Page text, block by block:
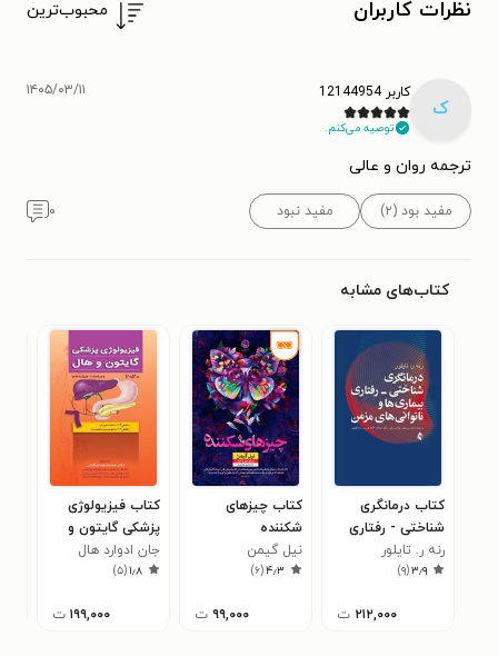
نظرات کاربران محبوب‌ترین
ک
کاربر 12144954
توصیه می‌کنم.
۱۴۰۵/۰۳/۱۱
ترجمه روان و عالی
مفید بود (۲) مفید نبود ۰
کتاب‌های مشابه
کتاب درمانگری
شناختی - رفتاری
بیماری ها و ناتوانی
های مزمن
رنه ر. تایلور
۳٫۹(۹)
۲۱۲,۰۰۰ ت
کتاب چیزهای
شکننده
نیل گیمن
۴٫۳(۶)
۹۹,۰۰۰ ت
کتاب فیزیولوژی
پزشکی گایتون و
هال، ویرایش
جان ادوارد هال
۱٫۸(۵)
۱۹۹,۰۰۰ ت